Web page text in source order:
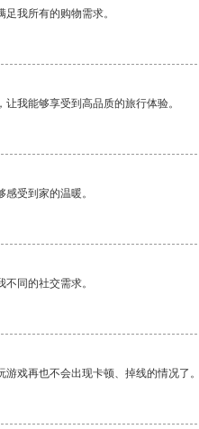
我所有的购物需求。
我能够享受到高品质的旅行体验。
受到家的温暖。
同的社交需求。
戏再也不会出现卡顿、掉线的情况了